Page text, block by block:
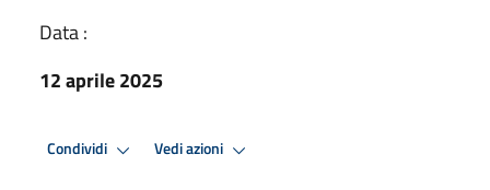
Data :
12 aprile 2025
Condividi Vedi azioni